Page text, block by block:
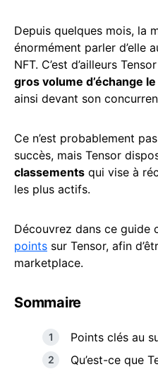
Depuis quelques mois, la
énormément parler d’elle
NFT. C’est d’ailleurs
gros volume d’échange
ainsi devant son
Ce n’est probablement
succès, mais Tensor
classements qui vise à
les plus actifs.
Découvrez dans ce guide
points sur Tensor, afin
marketplace.
Sommaire
Points clés au
Qu’est-ce que